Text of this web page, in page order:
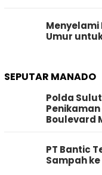
Menyelami
Umur
SEPUTAR MANADO
Polda
Boulevard
PT Bantic
Sampah